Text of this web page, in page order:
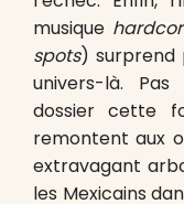
musique
spots) surprend
univers-là.
dossier cette
remontent aux
extravagant
les Mexicains